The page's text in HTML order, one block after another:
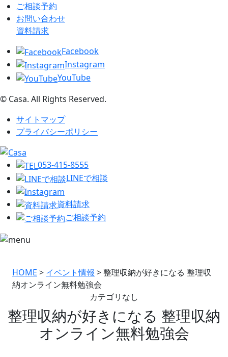
ご相談予約
お問い合わせ
資料請求
Facebook
Instagram
YouTube
© Casa. All Rights Reserved.
サイトマップ
プライバシーポリシー
053-415-8555
LINEで相談
資料請求
ご相談予約
HOME > イベント情報 >整理収納が好きになる 整理収
納オンライン​​​​​​無料勉強会
カテゴリなし
整理収納が好きになる 整理収納
オンライン​​​​​​無料勉強会